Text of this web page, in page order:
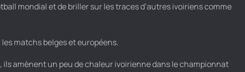
mondial et de briller sur les traces d’autres ivoiriens comme
matchs belges et européens.
amènent un peu de chaleur ivoirienne dans le championnat